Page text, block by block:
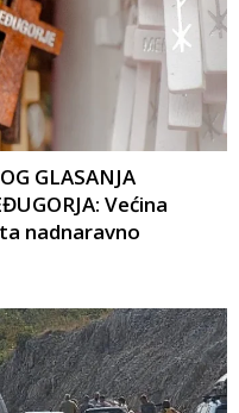
GLASANJA
Većina
nadnaravno